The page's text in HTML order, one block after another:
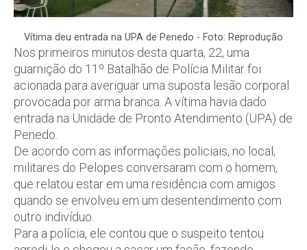
Vítima deu entrada na UPA de Penedo - Foto: Reprodução
Nos primeiros minutos desta quarta, 22, uma
guarnição do 11º Batalhão de Polícia Militar foi
acionada para averiguar uma suposta lesão corporal
provocada por arma branca. A vítima havia dado
entrada na Unidade de Pronto Atendimento (UPA) de
Penedo.
De acordo com as informações policiais, no local,
militares do Pelopes conversaram com o homem,
que relatou estar em uma residência com amigos
quando se envolveu em um desentendimento com
outro indivíduo.
Para a polícia, ele contou que o suspeito tentou